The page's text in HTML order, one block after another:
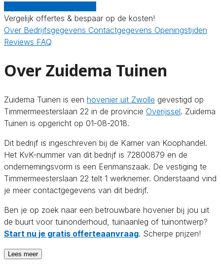
Vergelijk offertes & bespaar op de kosten!
Over Bedrijfsgegevens Contactgegevens Openingstijden
Reviews FAQ
Over Zuidema Tuinen
Zuidema Tuinen is een hovenier uit Zwolle gevestigd op
Timmermeesterslaan 22 in de provincie Overijssel. Zuidema
Tuinen is opgericht op 01-08-2018.
Dit bedrijf is ingeschreven bij de Kamer van Koophandel.
Het KvK-nummer van dit bedrijf is 72800879 en de
ondernemingsvorm is een Eenmanszaak. De vestiging te
Timmermeesterslaan 22 telt 1 werknemer. Onderstaand vind
je meer contactgegevens van dit bedrijf.
Ben je op zoek naar een betrouwbare hovenier bij jou uit
de buurt voor tuinonderhoud, tuinaanleg of tuinontwerp?
Start nu je gratis offerteaanvraag. Scherpe prijzen!
Lees meer